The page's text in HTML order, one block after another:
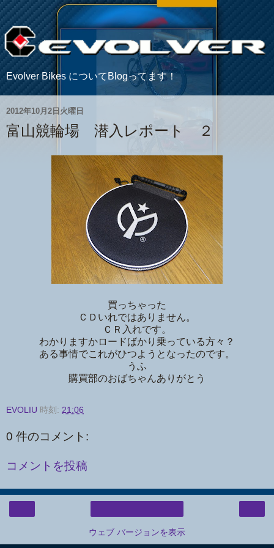
Evolver Bikes についてBlogってます！
2012年10月2日火曜日
富山競輪場 潜入レポート ２
買っちゃった
ＣＤいれではありません。
ＣＲ入れです。
わかりますかロードばかり乗っている方々？
ある事情でこれがひつようとなったのです。
うふ
購買部のおばちゃんありがとう
EVOLIU 時刻: 21:06
0 件のコメント:
コメントを投稿
ウェブ バージョンを表示